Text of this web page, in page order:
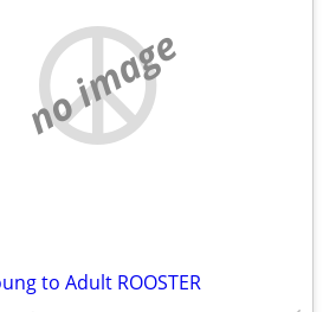
no image
to Adult ROOSTER